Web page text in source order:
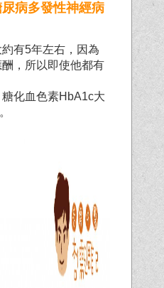
病多發性神經病
有5年左右，因為
，所以即使他都有
化血色素HbA1c大